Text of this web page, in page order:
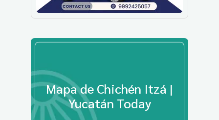
Mapa de Chichén Itzá |
Yucatán Today